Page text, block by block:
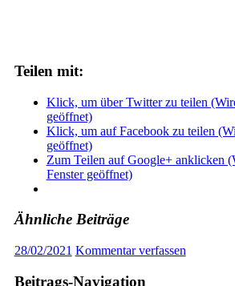
Teilen mit:
Klick, um über Twitter zu teilen
geöffnet)
Klick, um auf Facebook zu teilen
geöffnet)
Zum Teilen auf Google+ anklicken
Fenster geöffnet)
Ähnliche Beiträge
28/02/2021 Kommentar verfassen
Beitrags-Navigation